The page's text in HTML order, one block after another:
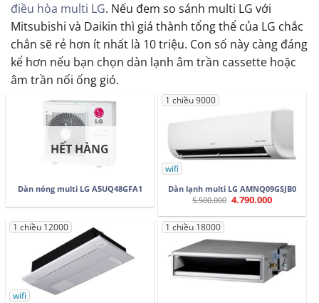
điều hòa multi LG. Nếu đem so sánh multi LG với
Mitsubishi và Daikin thì giá thành tổng thể của LG chắc
chắn sẽ rẻ hơn ít nhất là 10 triệu. Con số này càng đáng
kể hơn nếu bạn chọn dàn lạnh âm trần cassette hoặc
âm trần nối ống gió.
HẾT HÀNG
Dàn nóng multi LG A5UQ48GFA1
1 chiều 9000
wifi
Dàn lạnh multi LG AMNQ09GSJB0
5.500.000 Giá
là:
4.790.000Giá
tại
1 chiều 12000
wifi
1 chiều 18000